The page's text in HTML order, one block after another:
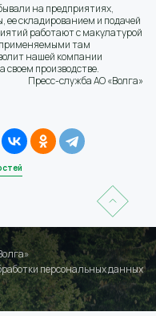
на предприятиях,
складированием и подачей
работают с макулатурой
применяемыми там
нашей компании
своем производстве.
Пресс-служба АО «Волга»
персональных данных